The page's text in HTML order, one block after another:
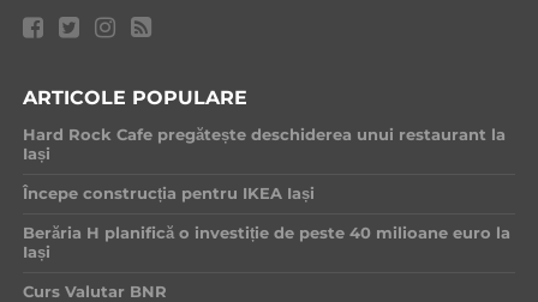
ARTICOLE POPULARE
Hard Rock Cafe pregătește deschiderea unui restaurant la
Iași
Începe construcția pentru IKEA Iași
Berăria H planifică o investiție de peste 40 milioane euro la
Iași
Curs Valutar BNR